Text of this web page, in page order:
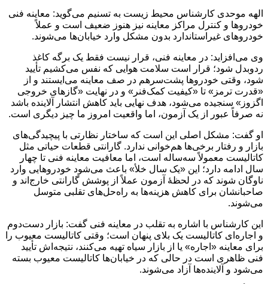
الهه موحدی کارشناس محیط زیست به تسنیم می‌گوید: معاینه فنی
خودروها و کنترل مراکز معاینه نیز هنوز ضعیف است و عملاً
خودروهای غیراستاندارد بدون مشکل وارد خیابان‌ها می‌شوند.
وی می‌افزاید: در معاینه فنی، قرار نیست فقط یک برگه کاغذ
ردوبدل شود؛ قرار است سلامت هوایی که نفس می‌کشیم تأیید
شود، وقتی خودروها پشت‌سرهم در صف معاینه می‌ایستند و از
«قدرت ترمز» تا «کیفیت کمک‌فنر» و در نهایت «گازهای خروجی
اگزوز» سنجیده می‌شود، هدف نهایی باید کاهش انتشار آلاینده باشد
نه صرفاً عبور از یک آزمون، اما واقعیت امروز ما چیز دیگری است.
او گفت: مشکل اصلی این است که ساختار نظارتی با پیچیدگی‌های
بازار و رفتار برخی‌ها هم‌خوانی ندارد. گارانتی قطعات حیاتی مثل
کاتالیست معمولاً سه‌ساله است، اما معافیت معاینه فنی تا چهار
سال ادامه دارد؛ این «یک سال خلأ» باعث می‌شود خودروهایی وارد
ناوگان شوند که در لحظهٔ آزمون عملاً از پوشش گارانتی خارج‌اند و
صاحبانشان برای کاهش هزینه‌ها به راه‌حل‌های تقلبی متوسل
می‌شوند.
این کارشناس با اشاره به تقلب در معاینه فنی گفت: بازار دست‌دوم
و اجاره‌‌‌ای کاتالیست یک بلای پنهان است؛ وقتی کاتالیست معیوب را
برای معاینه «اجاره» یا از بازار سیاه تهیه می‌کنند، نتیجه‌اش تأیید
فنی ظاهری است در حالی که در خیابان‌ها کاتالیست معیوب بسته
می‌شود و آلاینده‌ها آزاد می‌شوند.